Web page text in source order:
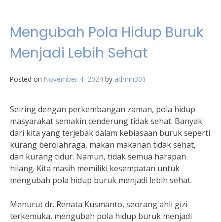
Mengubah Pola Hidup Buruk
Menjadi Lebih Sehat
Posted on November 4, 2024 by admin301
Seiring dengan perkembangan zaman, pola hidup
masyarakat semakin cenderung tidak sehat. Banyak
dari kita yang terjebak dalam kebiasaan buruk seperti
kurang berolahraga, makan makanan tidak sehat,
dan kurang tidur. Namun, tidak semua harapan
hilang. Kita masih memiliki kesempatan untuk
mengubah pola hidup buruk menjadi lebih sehat.
Menurut dr. Renata Kusmanto, seorang ahli gizi
terkemuka, mengubah pola hidup buruk menjadi